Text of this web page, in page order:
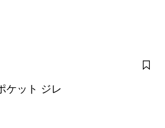
ケット ジレ